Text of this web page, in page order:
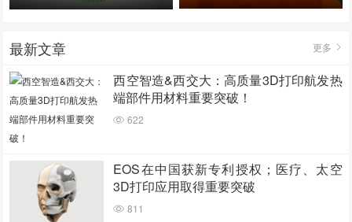
最新文章 更多
西空智造&西交大：高质量3D打印航发热
端部件用材料重要突破！
622
EOS在中国获新专利授权；医疗、太空
3D打印应用取得重要突破
811